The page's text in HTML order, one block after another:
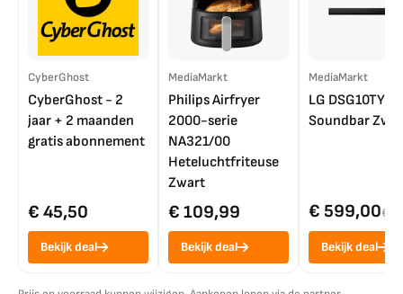
CyberGhost
CyberGhost - 2
jaar + 2 maanden
gratis abonnement
€ 45,50
Bekijk deal
MediaMarkt
Philips Airfryer
2000-serie
NA321/00
Heteluchtfriteuse
Zwart
€ 109,99
Bekijk deal
MediaMarkt
LG DSG10TY
Soundbar
€ 599,00€
Bekijk deal